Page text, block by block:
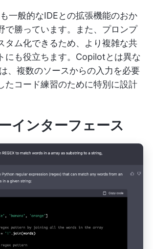
一般的なIDEとの拡張機能のおか
で勝っています。また、プロンプ
タム化できるため、より複雑な共
にも役立ちます。Copilotとは異な
、複数のソースからの入力を必要
たコード練習のために特別に設計
インターフェース